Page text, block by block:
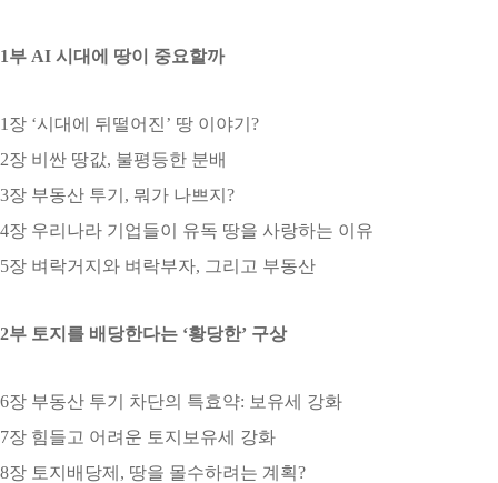
1부 AI 시대에 땅이 중요할까
1장 ‘시대에 뒤떨어진’ 땅 이야기?
2장 비싼 땅값, 불평등한 분배
3장 부동산 투기, 뭐가 나쁘지?
4장 우리나라 기업들이 유독 땅을 사랑하는 이유
5장 벼락거지와 벼락부자, 그리고 부동산
2부 토지를 배당한다는 ‘황당한’ 구상
6장 부동산 투기 차단의 특효약: 보유세 강화
7장 힘들고 어려운 토지보유세 강화
8장 토지배당제, 땅을 몰수하려는 계획?